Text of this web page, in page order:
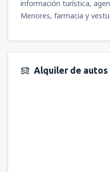
información turística,
Menores, farmacia y
Alquiler de autos